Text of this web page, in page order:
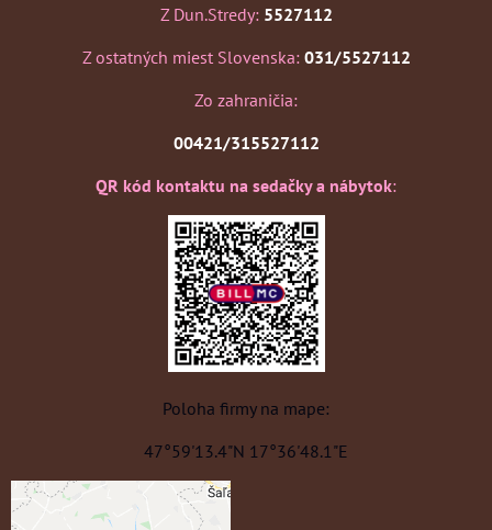
Z Dun.Stredy: 5527112
Z ostatných miest Slovenska: 031/5527112
Zo zahraničia:
00421/315527112
QR kód kontaktu na sedačky a nábytok:
Poloha firmy na mape:
47°59'13.4"N 17°36'48.1"E